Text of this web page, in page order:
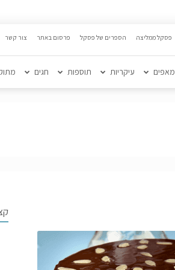
פסקל ממליצה הספרים של פסקל פרסום באתר צור קשר
מאפים עיקריות תוספות חגים